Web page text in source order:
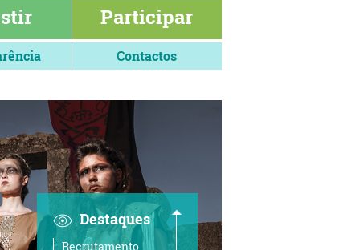
Participar
Contactos
Destaques
Recrutamento